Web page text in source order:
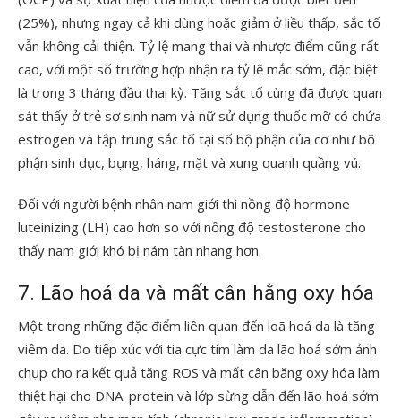
(25%), nhưng ngay cả khi dùng hoặc giảm ở liều thấp, sắc tố
vẫn không cải thiện. Tỷ lệ mang thai và nhược điểm cũng rất
cao, với một số trường hợp nhận ra tỷ lệ mắc sớm, đặc biệt
là trong 3 tháng đầu thai kỳ. Tăng sắc tố cùng đã được quan
sát thấy ở trẻ sơ sinh nam và nữ sử dụng thuốc mỡ có chứa
estrogen và tập trung sắc tố tại số bộ phận của cơ như bộ
phận sinh dục, bụng, háng, mặt và xung quanh quầng vú.
Đối với người bệnh nhân nam giới thì nồng độ hormone
luteinizing (LH) cao hơn so với nồng độ testosterone cho
thấy nam giới khó bị nám tàn nhang hơn.
7. Lão hoá da và mất cân hằng oxy hóa
Một trong những đặc điểm liên quan đến loã hoá da là tăng
viêm da. Do tiếp xúc với tia cực tím làm da lão hoá sớm ảnh
chụp cho ra kết quả tăng ROS và mất cân băng oxy hóa làm
thiệt hại cho DNA. protein và lớp sừng dẫn đến lão hoá sớm